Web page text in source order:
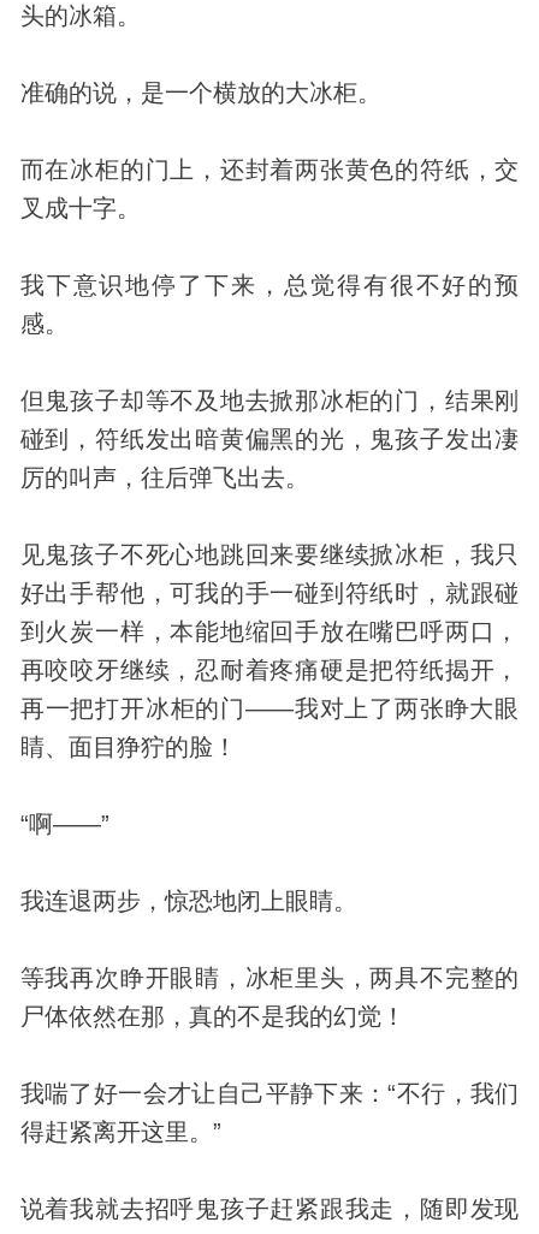
头的冰箱。
准确的说，是一个横放的大冰柜。
而在冰柜的门上，还封着两张黄色的符纸，交
叉成十字。
我下意识地停了下来，总觉得有很不好的预
感。
但鬼孩子却等不及地去掀那冰柜的门，结果刚
碰到，符纸发出暗黄偏黑的光，鬼孩子发出凄
厉的叫声，往后弹飞出去。
见鬼孩子不死心地跳回来要继续掀冰柜，我只
好出手帮他，可我的手一碰到符纸时，就跟碰
到火炭一样，本能地缩回手放在嘴巴呼两口，
再咬咬牙继续，忍耐着疼痛硬是把符纸揭开，
再一把打开冰柜的门——我对上了两张睁大眼
睛、面目狰狞的脸！
“啊——”
我连退两步，惊恐地闭上眼睛。
等我再次睁开眼睛，冰柜里头，两具不完整的
尸体依然在那，真的不是我的幻觉！
我喘了好一会才让自己平静下来：“不行，我们
得赶紧离开这里。”
说着我就去招呼鬼孩子赶紧跟我走，随即发现